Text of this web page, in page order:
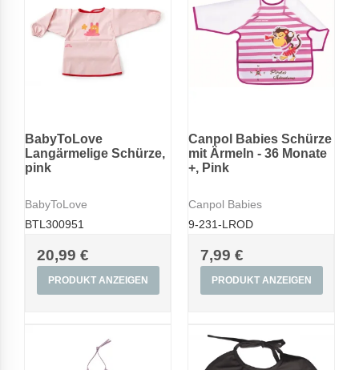
BabyToLove
Langärmelige Schürze,
pink
BabyToLove
BTL300951
20,99 €
PRODUKT ANZEIGEN
Canpol Babies Schürze
mit Ärmeln - 36 Monate
+, Pink
Canpol Babies
9-231-LROD
7,99 €
PRODUKT ANZEIGEN